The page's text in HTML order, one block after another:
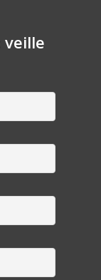
veille